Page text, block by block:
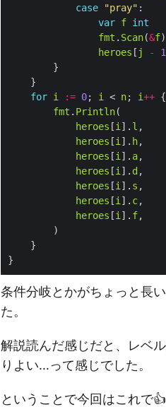
case
"pray"
var f int
fmt . Scan(&f
heroes [ j - 1
for i := 0; i < n; i++
fmt . Println
heroes [i ]. l
heroes [i ]. h
heroes [i ]. a
heroes [i ]. d
heroes [i ]. s
heroes [i ]. c
heroes [i ]. f
条件分岐とかがちょっと長
た。
解説読んだ感じだと、レベ
りよい…って感じでした。
ということで今回はこれで👍